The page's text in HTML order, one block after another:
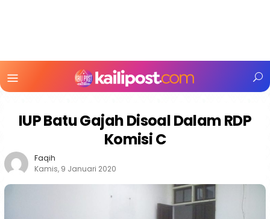
Mobile
IUP Batu Gajah Disoal Dalam RDP
Komisi C
Faqih
Kamis, 9 Januari 2020